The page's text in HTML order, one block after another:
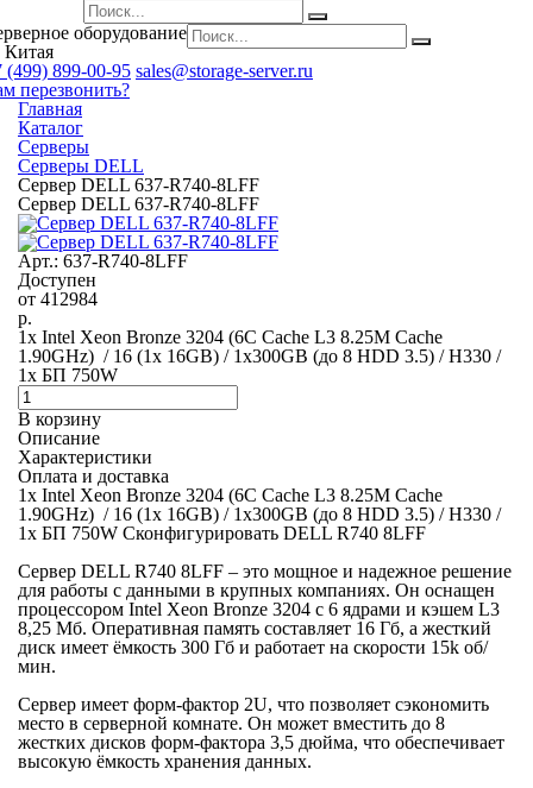
оборудование
Китая
(499) 899-00-95 sales@storage-server.ru
перезвонить?
Главная
Каталог
Серверы
Серверы DELL
Сервер DELL 637-R740-8LFF
Сервер DELL 637-R740-8LFF
Арт.: 637-R740-8LFF
Доступен
от 412984
р.
1x Intel Xeon Bronze 3204 (6C Cache L3 8.25M Cache
1.90GHz) / 16 (1x 16GB) / 1x300GB (до 8 HDD 3.5) / H330 /
1x БП 750W
В корзину
Описание
Характеристики
Оплата и доставка
1x Intel Xeon Bronze 3204 (6C Cache L3 8.25M Cache
1.90GHz) / 16 (1x 16GB) / 1x300GB (до 8 HDD 3.5) / H330 /
1x БП 750W Сконфигурировать DELL R740 8LFF
Сервер DELL R740 8LFF – это мощное и надежное решение
для работы с данными в крупных компаниях. Он оснащен
процессором Intel Xeon Bronze 3204 с 6 ядрами и кэшем L3
8,25 Мб. Оперативная память составляет 16 Гб, а жесткий
диск имеет ёмкость 300 Гб и работает на скорости 15k об/
мин.
Сервер имеет форм-фактор 2U, что позволяет сэкономить
место в серверной комнате. Он может вместить до 8
жестких дисков форм-фактора 3,5 дюйма, что обеспечивает
высокую ёмкость хранения данных.